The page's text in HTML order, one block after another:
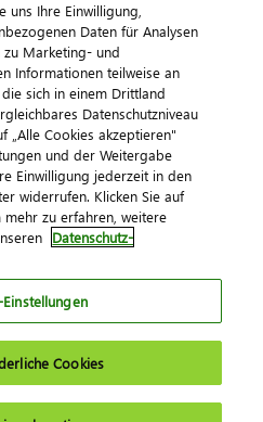
Sie uns
DATEV eG
AGBKontakt
uns Ihre Einwilligung,
Daten für Analysen
Marketing- und
Informationen teilweise an
sich in einem Drittland
Datenschutzniveau
„Alle Cookies akzeptieren"
und der Weitergabe
Einwilligung jederzeit in den
widerrufen. Klicken Sie auf
zu erfahren, weitere
Datenschutz-
Cookies